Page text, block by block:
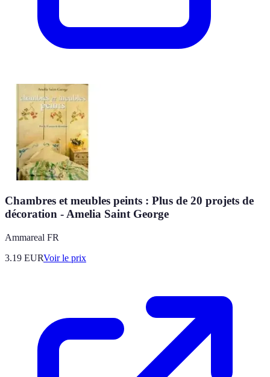
Chambres et meubles peints : Plus de 20 projets de
décoration - Amelia Saint George
Ammareal FR
3.19 EURVoir le prix